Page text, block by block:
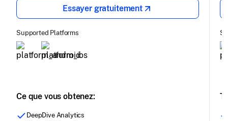
Essayer gratuitement
Supported Platforms
Ce que vous obtenez:
DeepDive Analytics